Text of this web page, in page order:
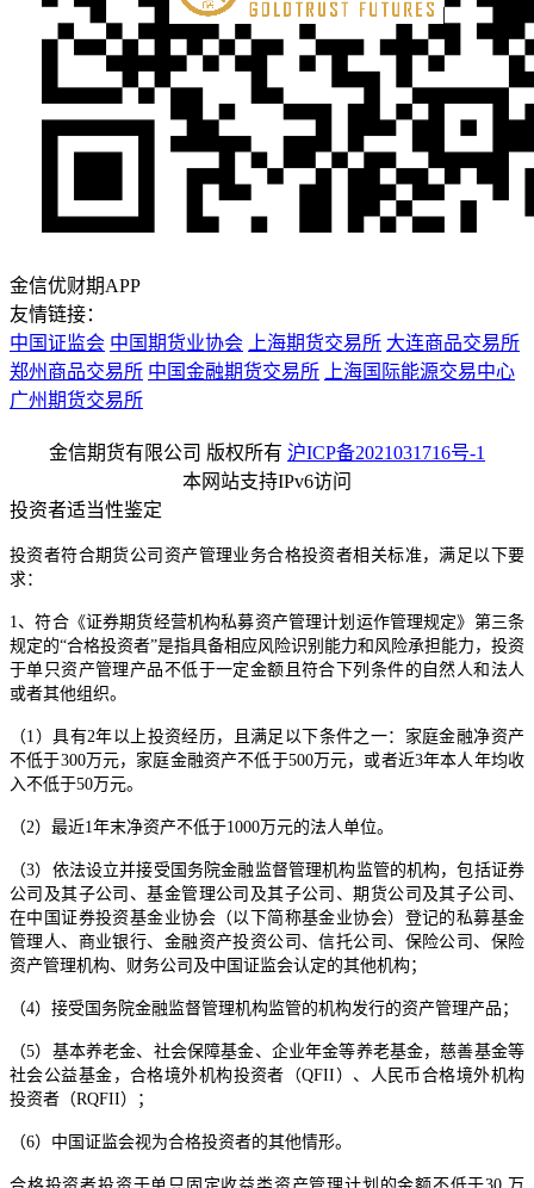
金信优财期APP
友情链接：
中国证监会 中国期货业协会 上海期货交易所 大连商品交易所
郑州商品交易所 中国金融期货交易所
上海国际能源交易中心
广州期货交易所
金信期货有限公司 版权所有 沪ICP备2021031716号-1
本网站支持IPv6访问
投资者适当性鉴定
投资者符合期货公司资产管理业务合格投资者相关标准，满足以下要
求：
1、符合《证券期货经营机构私募资产管理计划运作管理规定》第三条
规定的“合格投资者”是指具备相应风险识别能力和风险承担能力，投资
于单只资产管理产品不低于一定金额且符合下列条件的自然人和法人
或者其他组织。
（1）具有2年以上投资经历，且满足以下条件之一：家庭金融净资产
不低于300万元，家庭金融资产不低于500万元，或者近3年本人年均收
入不低于50万元。
（2）最近1年末净资产不低于1000万元的法人单位。
（3）依法设立并接受国务院金融监督管理机构监管的机构，包括证券
公司及其子公司、基金管理公司及其子公司、期货公司及其子公司、
在中国证券投资基金业协会（以下简称基金业协会）登记的私募基金
管理人、商业银行、金融资产投资公司、信托公司、保险公司、保险
资产管理机构、财务公司及中国证监会认定的其他机构；
（4）接受国务院金融监督管理机构监管的机构发行的资产管理产品；
（5）基本养老金、社会保障基金、企业年金等养老基金，慈善基金等
社会公益基金，合格境外机构投资者（QFII）、人民币合格境外机构
投资者（RQFII）；
（6）中国证监会视为合格投资者的其他情形。